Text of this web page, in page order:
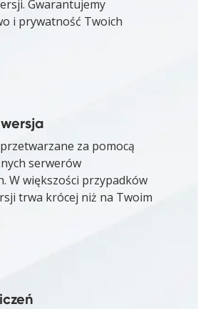
Gwarantujemy
i prywatność Twoich
za pomocą
serwerów
W większości przypadków
trwa krócej niż na Twoim